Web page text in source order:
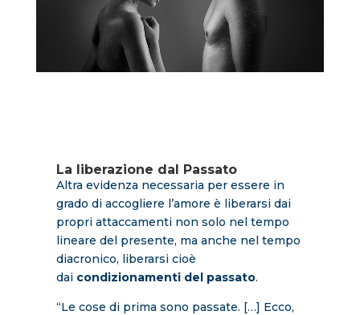
La liberazione dal Passato
Altra evidenza necessaria per essere in
grado di accogliere l’amore è liberarsi dai
propri attaccamenti non solo nel tempo
lineare del presente, ma anche nel tempo
diacronico, liberarsi cioè
dai condizionamenti del passato.
“Le cose di prima sono passate. […] Ecco,